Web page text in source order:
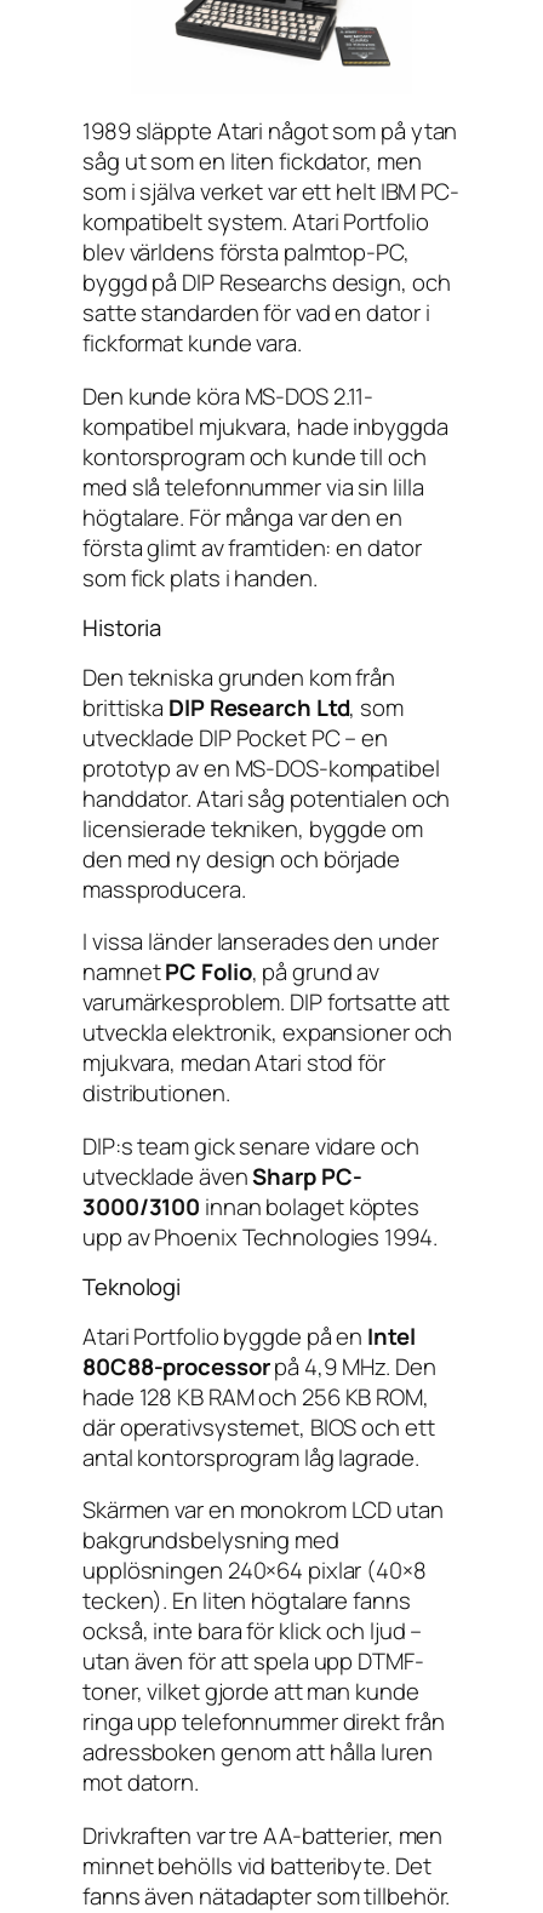
1989 släppte Atari något som på ytan
såg ut som en liten fickdator, men
som i själva verket var ett helt IBM PC-
kompatibelt system. Atari Portfolio
blev världens första palmtop-PC,
byggd på DIP Researchs design, och
satte standarden för vad en dator i
fickformat kunde vara.
Den kunde köra MS-DOS 2.11-
kompatibel mjukvara, hade inbyggda
kontorsprogram och kunde till och
med slå telefonnummer via sin lilla
högtalare. För många var den en
första glimt av framtiden: en dator
som fick plats i handen.
Historia
Den tekniska grunden kom från
brittiska DIP Research Ltd, som
utvecklade DIP Pocket PC – en
prototyp av en MS-DOS-kompatibel
handdator. Atari såg potentialen och
licensierade tekniken, byggde om
den med ny design och började
massproducera.
I vissa länder lanserades den under
namnetPC Folio, på grund av
varumärkesproblem. DIP fortsatte att
utveckla elektronik, expansioner och
mjukvara, medan Atari stod för
distributionen.
DIP:s team gick senare vidare och
utvecklade ävenSharp PC-
3000/3100 innan bolaget köptes
upp av Phoenix Technologies 1994.
Teknologi
Atari Portfolio byggde på en Intel
80C88-processorpå 4,9 MHz. Den
hade 128 KB RAM och 256 KB ROM,
där operativsystemet, BIOS och ett
antal kontorsprogram låg lagrade.
Skärmen var en monokrom LCD utan
bakgrundsbelysning med
upplösningen 240×64 pixlar (40×8
tecken). En liten högtalare fanns
också, inte bara för klick och ljud –
utan även för att spela upp DTMF-
toner, vilket gjorde att man kunde
ringa upp telefonnummer direkt från
adressboken genom att hålla luren
mot datorn.
Drivkraften var tre AA-batterier, men
minnet behölls vid batteribyte. Det
fanns även nätadapter som tillbehör.